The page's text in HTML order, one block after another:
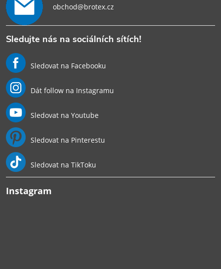
obchod@brotex.cz
Sledujte nás na sociálních sítích!
Sledovat na Facebooku
Dát follow na Instagramu
Sledovat na Youtube
Sledovat na Pinterestu
Sledovat na TikToku
Instagram